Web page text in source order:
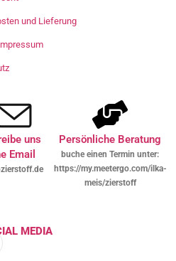
und Lieferung
uns
Email
Persönliche Beratung
buche einen Termin unter:
https://my.meetergo.com/ilka-
meis/zierstoff
MEDIA